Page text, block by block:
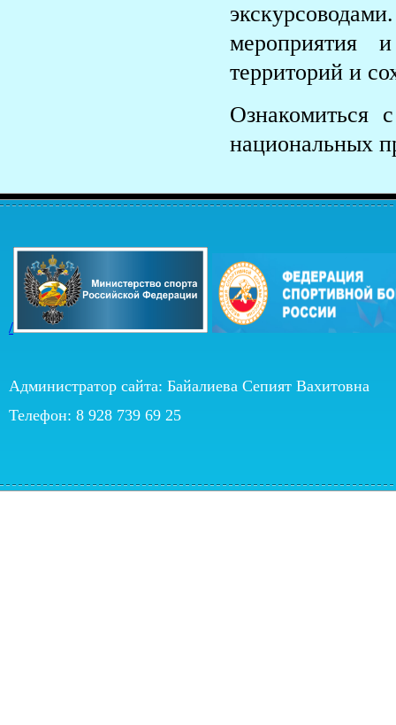
мероприятия
территорий и
Ознакомиться
национальных
/
Администратор сайта: Байалиева Сепият Вахитовна
Телефон: 8 928 739 69 25